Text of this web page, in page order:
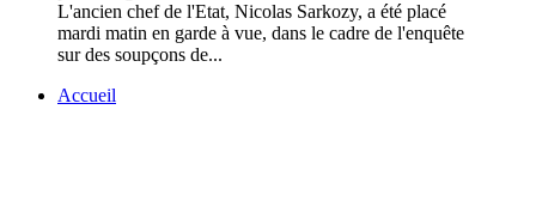
L'ancien chef de l'Etat, Nicolas Sarkozy, a été placé
mardi matin en garde à vue, dans le cadre de l'enquête
sur des soupçons de...
Accueil